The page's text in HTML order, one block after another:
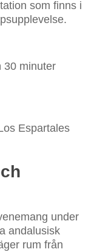
som finns i
30 minuter
Espartales
under
andalusisk
rum från